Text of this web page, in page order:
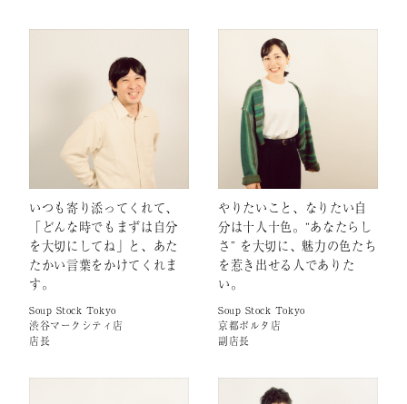
いつも寄り添ってくれて、
「どんな時でもまずは自分
を大切にしてね」と、あた
たかい言葉をかけてくれま
す。
Soup Stock Tokyo
渋谷マークシティ店
店長
やりたいこと、なりたい自
分は十人十色。“あなたらし
さ” を大切に、魅力の色たち
を惹き出せる人でありた
い。
Soup Stock Tokyo
京都ポルタ店
副店長